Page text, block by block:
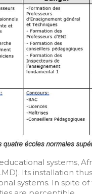
systems,
Its installation
systems. In spite